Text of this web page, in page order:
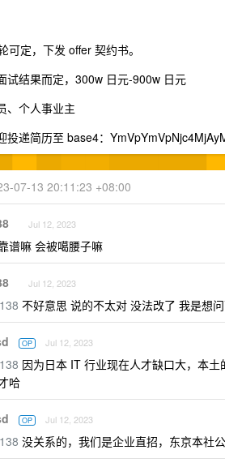
可定，下发 offer 契约书。
试结果而定，300w 日元-900w 日元
、个人事业主
投递简历至 base4：
07-13 20:11:23 +08:00
Jul 12, 2023
谱嘛 会被噶腰子嘛
Jul 12, 2023
不好意思 说的不太对 没法改了 我是想
OP Jul 12, 2023
因为日本 IT 行业现在人才缺口大，本
哈
OP Jul 12, 2023
没关系的，我们是企业直招，东京本社